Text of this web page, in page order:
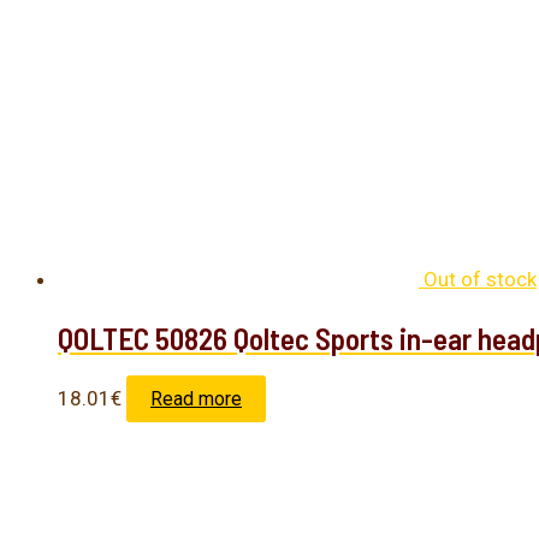
Out of stock
QOLTEC 50826 Qoltec Sports in-ear
18.01 € Read more